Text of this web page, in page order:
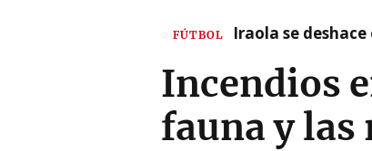
FÚTBOL Iraola se
Incendios
fauna y las